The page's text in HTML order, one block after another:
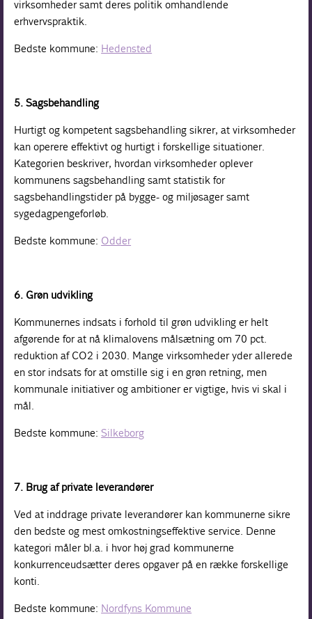
virksomheder samt deres politik omhandlende
erhvervspraktik.
Bedste kommune: Hedensted
5. Sagsbehandling
Hurtigt og kompetent sagsbehandling sikrer, at virksomheder
kan operere effektivt og hurtigt i forskellige situationer.
Kategorien beskriver, hvordan virksomheder oplever
kommunens sagsbehandling samt statistik for
sagsbehandlingstider på bygge- og miljøsager samt
sygedagpengeforløb.
Bedste kommune: Odder
6. Grøn udvikling
Kommunernes indsats i forhold til grøn udvikling er helt
afgørende for at nå klimalovens målsætning om 70 pct.
reduktion af CO2 i 2030. Mange virksomheder yder allerede
en stor indsats for at omstille sig i en grøn retning, men
kommunale initiativer og ambitioner er vigtige, hvis vi skal i
mål.
Bedste kommune:Silkeborg
7. Brug af private leverandører
Ved at inddrage private leverandører kan kommunerne sikre
den bedste og mest omkostningseffektive service. Denne
kategori måler bl.a. i hvor høj grad kommunerne
konkurrenceudsætter deres opgaver på en række forskellige
konti.
Bedste kommune: Nordfyns Kommune